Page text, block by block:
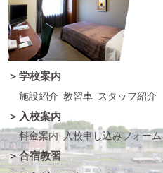
学校案内
施設紹介 教習車 スタッフ紹介
入校案内
料金案内 入校申し込みフォーム
合宿教習